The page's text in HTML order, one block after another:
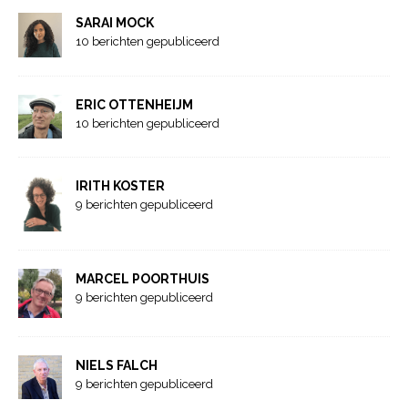
SARAI MOCK
10 berichten gepubliceerd
ERIC OTTENHEIJM
10 berichten gepubliceerd
IRITH KOSTER
9 berichten gepubliceerd
MARCEL POORTHUIS
9 berichten gepubliceerd
NIELS FALCH
9 berichten gepubliceerd